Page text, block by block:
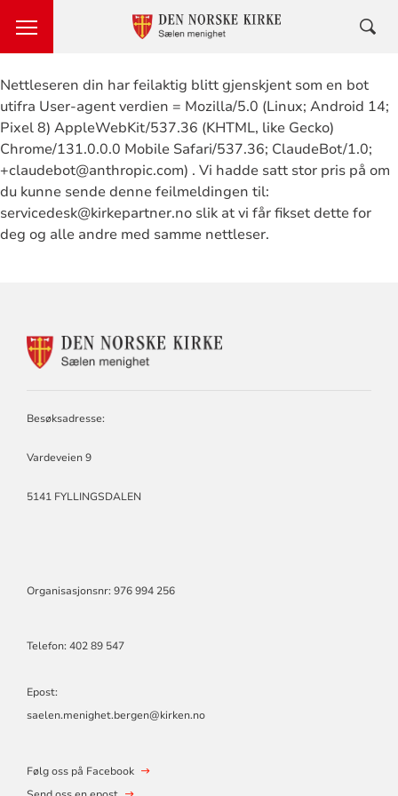
Nettleseren din har feilaktig blitt gjenskjent som en bot
utifra User-agent verdien = Mozilla/5.0 (Linux; Android 14;
Pixel 8) AppleWebKit/537.36 (KHTML, like Gecko)
Chrome/131.0.0.0 Mobile Safari/537.36; ClaudeBot/1.0;
+claudebot@anthropic.com) . Vi hadde satt stor pris på om
du kunne sende denne feilmeldingen til:
servicedesk@kirkepartner.no slik at vi får fikset dette for
deg og alle andre med samme nettleser.
KONTAKTINFORMASJON
Besøksadresse:
Vardeveien 9
5141 FYLLINGSDALEN
Organisasjonsnr: 976 994 256
Telefon: 402 89 547
Epost:
saelen.menighet.bergen@kirken.no
Følg oss på Facebook